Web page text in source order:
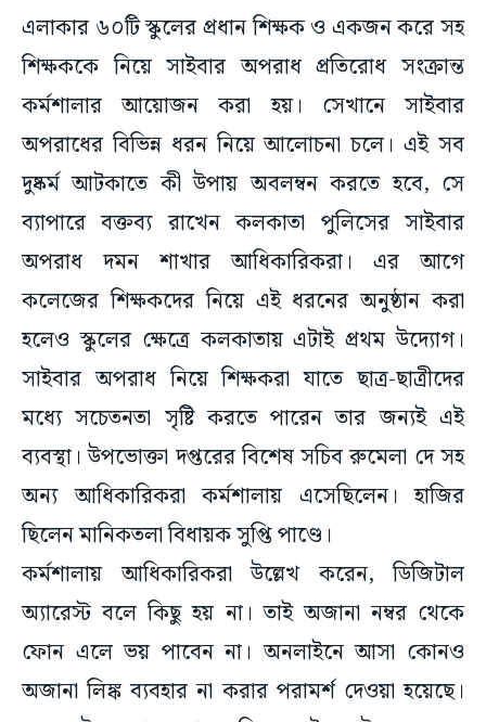
এলাকার ৬০টি স্কুলের প্রধান শিক্ষক ও একজন করে সহ
শিক্ষককে নিয়ে সাইবার অপরাধ প্রতিরোধ সংক্রান্ত
কর্মশালার আয়োজন করা হয়। সেখানে সাইবার
অপরাধের বিভিন্ন ধরন নিয়ে আলোচনা চলে। এই সব
দুষ্কর্ম আটকাতে কী উপায় অবলম্বন করতে হবে, সে
ব্যাপারে বক্তব্য রাখেন কলকাতা পুলিসের সাইবার
অপরাধ দমন শাখার আধিকারিকরা। এর আগে
কলেজের শিক্ষকদের নিয়ে এই ধরনের অনুষ্ঠান করা
হলেও স্কুলের ক্ষেত্রে কলকাতায় এটাই প্রথম উদ্যোগ।
সাইবার অপরাধ নিয়ে শিক্ষকরা যাতে ছাত্র-ছাত্রীদের
মধ্যে সচেতনতা সৃষ্টি করতে পারেন তার জন্যই এই
ব্যবস্থা। উপভোক্তা দপ্তরের বিশেষ সচিব রুমেলা দে সহ
অন্য আধিকারিকরা কর্মশালায় এসেছিলেন। হাজির
ছিলেন মানিকতলা বিধায়ক সুপ্তি পাণ্ডে।
কর্মশালায় আধিকারিকরা উল্লেখ করেন, ডিজিটাল
অ্যারেস্ট বলে কিছু হয় না। তাই অজানা নম্বর থেকে
ফোন এলে ভয় পাবেন না। অনলাইনে আসা কোনও
অজানা লিঙ্ক ব্যবহার না করার পরামর্শ দেওয়া হয়েছে।